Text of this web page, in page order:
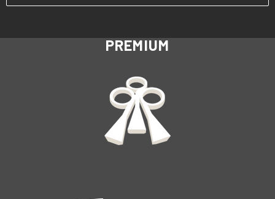
PREMIUM